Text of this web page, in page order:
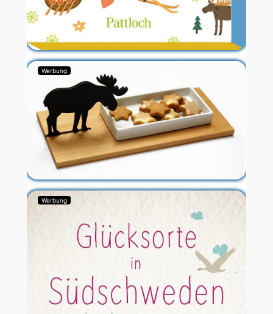
Werbung
Werbung